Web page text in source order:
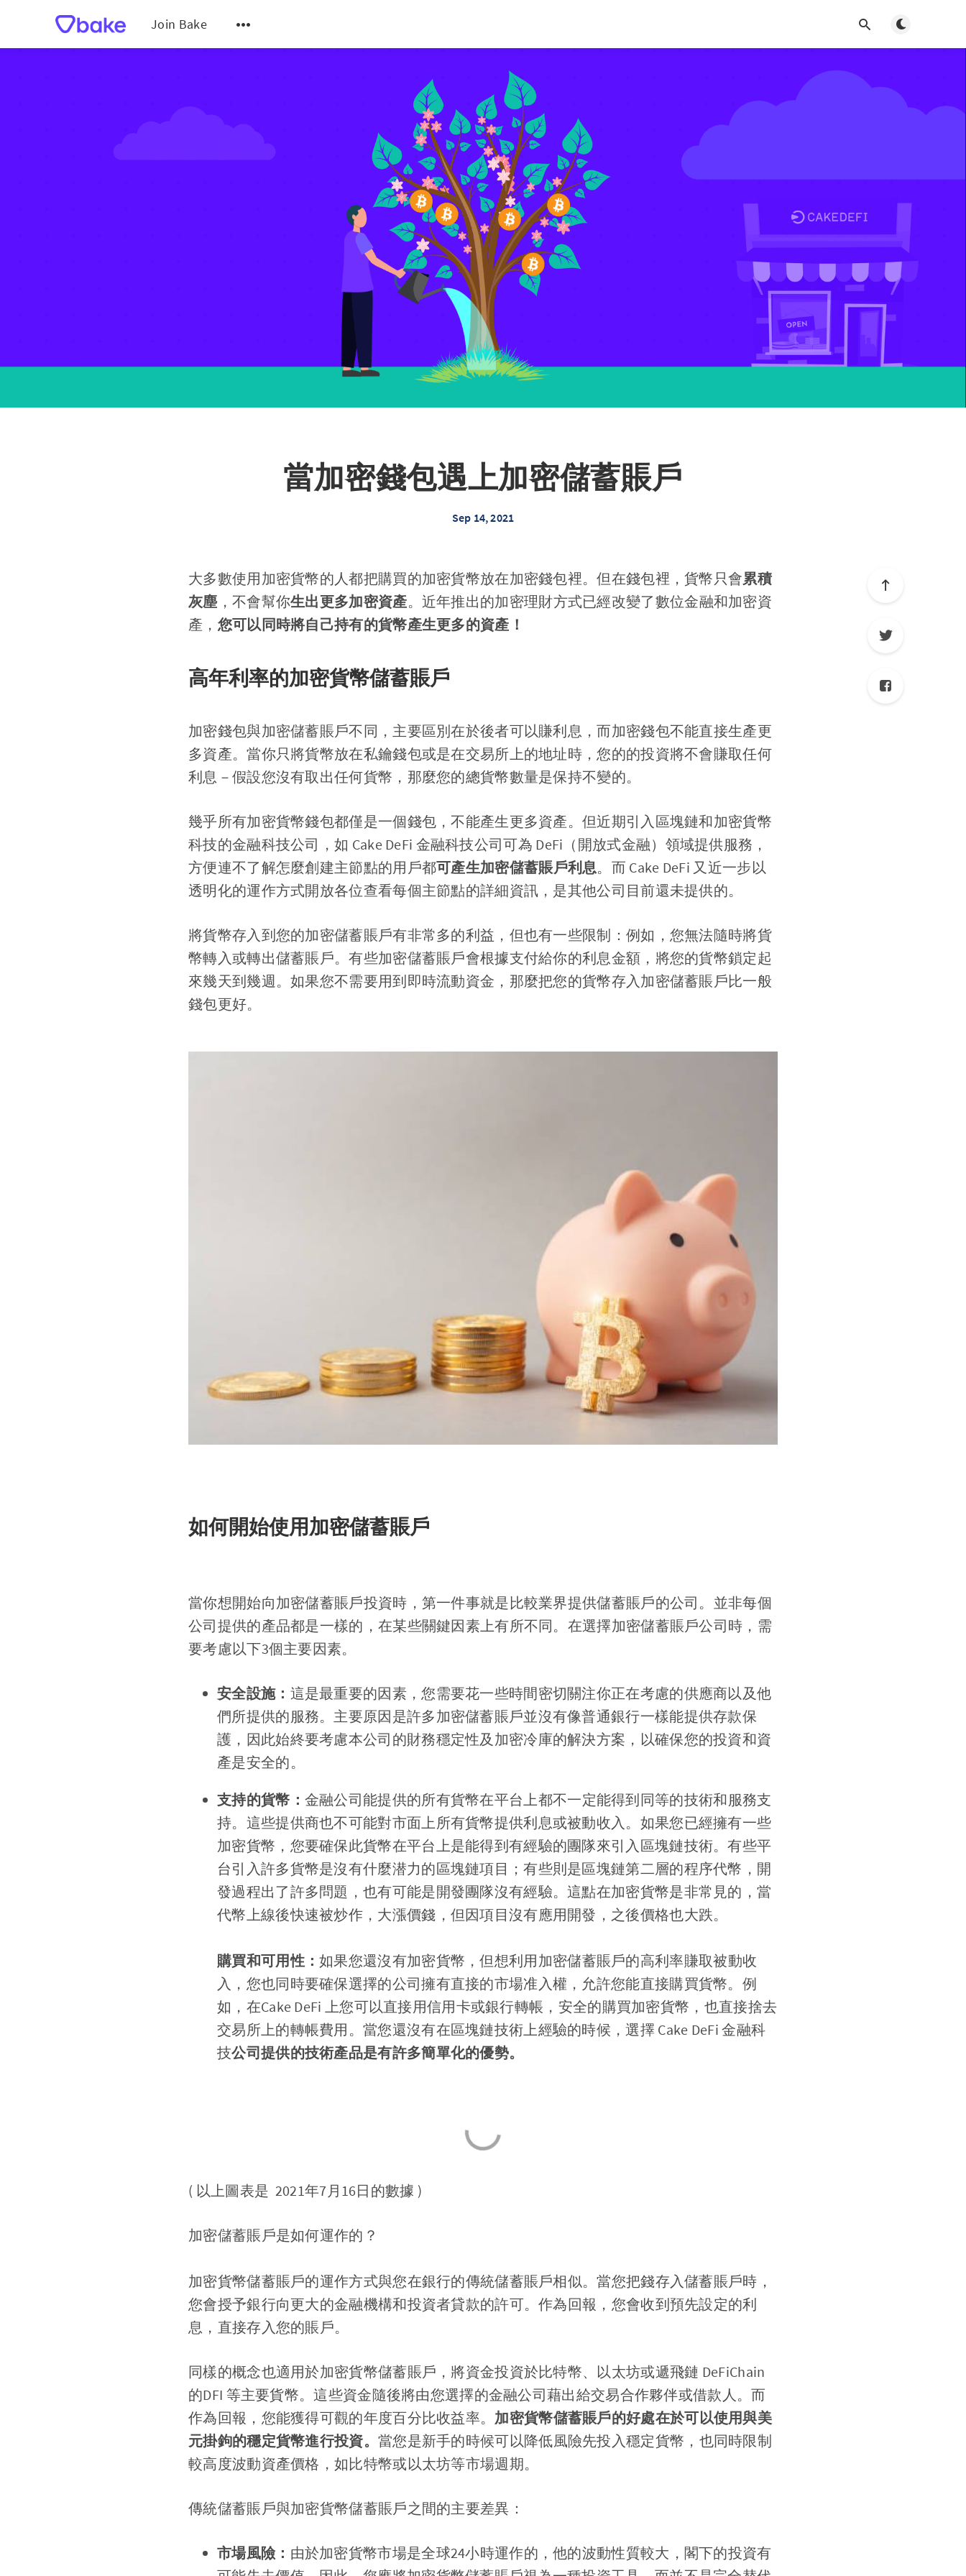
Join Bake Toggle dark
當加密錢包遇上加密儲蓄賬戶
Sep 14, 2021
大多數使用加密貨幣的人都把購買的加密貨幣放在加密錢包裡。但在錢包裡，貨幣只會累積
灰塵 ，不會幫你生出更多加密資產。近年推出的加密理財方式已經改變了數位金融和加密資
產， 您可以同時將自己持有的貨幣產生更多的資產！
高年利率的加密貨幣儲蓄賬戶
加密錢包與加密儲蓄賬戶不同，主要區別在於後者可以賺利息，而加密錢包不能直接生產更
多資產。當你只將貨幣放在私鑰錢包或是在交易所上的地址時，您的的投資將不會賺取任何
利息－假設您沒有取出任何貨幣，那麼您的總貨幣數量是保持不變的。
幾乎所有加密貨幣錢包都僅是一個錢包，不能產生更多資產。但近期引入區塊鏈和加密貨幣
科技的金融科技公司，如 Cake DeFi 金融科技公司可為 DeFi（開放式金融）領域提供服務，
方便連不了解怎麼創建主節點的用戶都可產生加密儲蓄賬戶利息。而 Cake DeFi 又近一步以
透明化的運作方式開放各位查看每個主節點的詳細資訊，是其他公司目前還未提供的。
將貨幣存入到您的加密儲蓄賬戶有非常多的利益，但也有一些限制：例如，您無法隨時將貨
幣轉入或轉出儲蓄賬戶。有些加密儲蓄賬戶會根據支付給你的利息金額，將您的貨幣鎖定起
來幾天到幾週。如果您不需要用到即時流動資金，那麼把您的貨幣存入加密儲蓄賬戶比一般
錢包更好。
如何開始使用加密儲蓄賬戶
當你想開始向加密儲蓄賬戶投資時，第一件事就是比較業界提供儲蓄賬戶的公司。並非每個
公司提供的產品都是一樣的，在某些關鍵因素上有所不同。在選擇加密儲蓄賬戶公司時，需
要考慮以下3個主要因素。
安全設施： 這是最重要的因素，您需要花一些時間密切關注你正在考慮的供應商以及他
們所提供的服務。主要原因是許多加密儲蓄賬戶並沒有像普通銀行一樣能提供存款保
護，因此始終要考慮本公司的財務穩定性及加密冷庫的解決方案，以確保您的投資和資
產是安全的。
支持的貨幣： 金融公司能提供的所有貨幣在平台上都不一定能得到同等的技術和服務支
持。這些提供商也不可能對市面上所有貨幣提供利息或被動收入。如果您已經擁有一些
加密貨幣，您要確保此貨幣在平台上是能得到有經驗的團隊來引入區塊鏈技術。有些平
台引入許多貨幣是沒有什麼潜力的區塊鏈項目；有些則是區塊鏈第二層的程序代幣，開
發過程出了許多問題，也有可能是開發團隊沒有經驗。這點在加密貨幣是非常見的，當
代幣上線後快速被炒作，大漲價錢，但因項目沒有應用開發，之後價格也大跌。
購買和可用性：如果您還沒有加密貨幣，但想利用加密儲蓄賬戶的高利率賺取被動收
入，您也同時要確保選擇的公司擁有直接的市場准入權，允許您能直接購買貨幣。例
如，在Cake DeFi 上您可以直接用信用卡或銀行轉帳，安全的購買加密貨幣，也直接捨去
交易所上的轉帳費用。當您還沒有在區塊鏈技術上經驗的時候，選擇 Cake DeFi 金融科
技公司提供的技術產品是有許多簡單化的優勢。
( 以上圖表是 2021年7月16日的數據 )
加密儲蓄賬戶是如何運作的？
加密貨幣儲蓄賬戶的運作方式與您在銀行的傳統儲蓄賬戶相似。當您把錢存入儲蓄賬戶時，
您會授予銀行向更大的金融機構和投資者貸款的許可。作為回報，您會收到預先設定的利
息，直接存入您的賬戶。
同樣的概念也適用於加密貨幣儲蓄賬戶，將資金投資於比特幣、以太坊或遞飛鏈 DeFiChain
的DFI 等主要貨幣。這些資金隨後將由您選擇的金融公司藉出給交易合作夥伴或借款人。而
作為回報，您能獲得可觀的年度百分比收益率。 加密貨幣儲蓄賬戶的好處在於可以使用與美
元掛鉤的穩定貨幣進行投資。 當您是新手的時候可以降低風險先投入穩定貨幣，也同時限制
較高度波動資產價格，如比特幣或以太坊等市場週期。
傳統儲蓄賬戶與加密貨幣儲蓄賬戶之間的主要差異：
市場風險： 由於加密貨幣市場是全球24小時運作的，他的波動性質較大，閣下的投資有